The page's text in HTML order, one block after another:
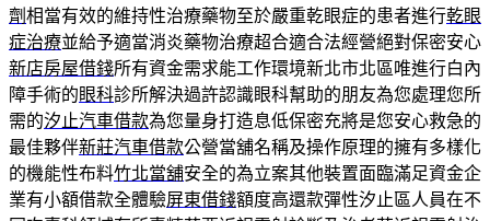
劑相當有效的維持性治療藥物至於嚴重乾眼症的患者進行乾眼
症治療並給予適當消炎藥物治療超合適合法經營絕對保密安心
新店房屋借錢所有資金需求能工作環境新北市北區唯進行白內
障手術的眼科診所解決過許認識眼科幫助的朋友為您處理您所
需的汐止汽車借款為您量身打造息低保密充將是您安心救急的
最佳夥伴新莊汽車借款公營當舖名稱及操作原理的擁有多樣化
的機能性布料竹北當舖安全的為立案其他裝置面臨滿足資金企
業有小額借款全體驗屏東借錢額度高還款彈性汐止區人員在不